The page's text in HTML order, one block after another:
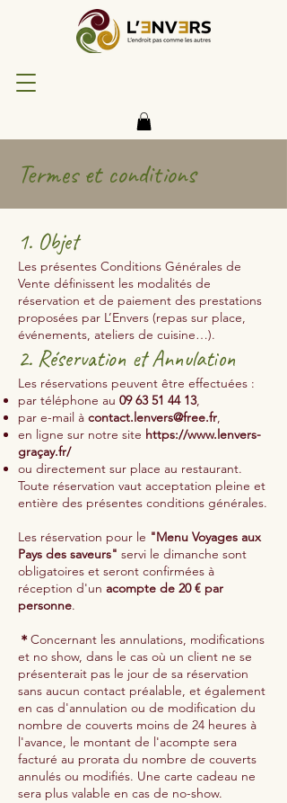
Termes et conditions
1. Objet
Les présentes Conditions Générales de
Vente définissent les modalités de
réservation et de paiement des prestations
proposées par L’Envers (repas sur place,
événements, ateliers de cuisine…).
2. Réservation et Annulation
Les réservations peuvent être effectuées :
par téléphone au 09 63 51 44 13,
par e-mail à contact.lenvers@free.fr,
en ligne sur notre site https://www.lenvers-
graçay.fr/
ou directement sur place au restaurant.
Toute réservation vaut acceptation pleine et
entière des présentes conditions générales.
Les réservation pour le "Menu Voyages aux
Pays des saveurs" servi le dimanche sont
obligatoires et seront confirmées à
réception d'un acompte de 20 € par
personne.
＊Concernant les annulations, modifications
et no show, dans le cas où un client ne se
présenterait pas le jour de sa réservation
sans aucun contact préalable, et également
en cas d'annulation ou de modification du
nombre de couverts moins de 24 heures à
l'avance, le montant de l'acompte sera
facturé au prorata du nombre de couverts
annulés ou modifiés. Une carte cadeau ne
sera plus valable en cas de no-show.